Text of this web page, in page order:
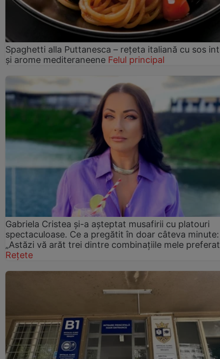
Spaghetti alla Puttanesca – rețeta italiană cu sos
și arome mediteraneene Felul principal
Gabriela Cristea și-a așteptat musafirii cu platouri
spectaculoase. Ce a pregătit în doar câteva minute:
„Astăzi vă arăt trei dintre combinațiile mele
Rețete